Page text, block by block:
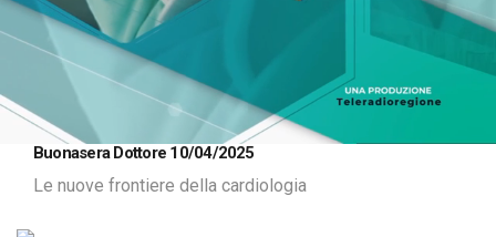
Unmute
1.10%
Buonasera Dottore 10/04/2025
Le nuove frontiere della cardiologia